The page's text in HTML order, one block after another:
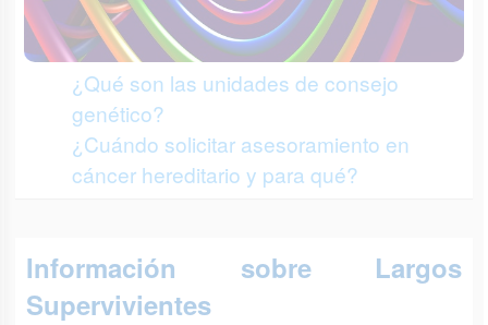
¿Qué son las unidades de consejo
genético?
¿Cuándo solicitar asesoramiento en
cáncer hereditario y para qué?
Información sobre Largos
Supervivientes